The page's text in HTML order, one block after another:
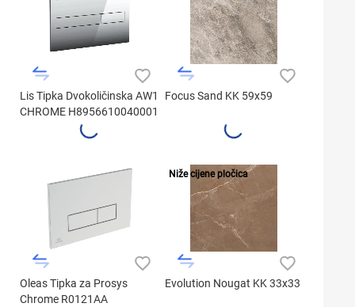
Lis Tipka Dvokoličinska AW1
CHROME H8956610040001
Focus Sand KK 59x59
Oleas Tipka za Prosys
Chrome R0121AA
Niže cijene pločica
Evolution Nougat KK 33x33